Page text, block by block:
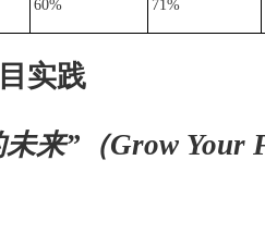
60% 71%
实践
未来” （Grow Your